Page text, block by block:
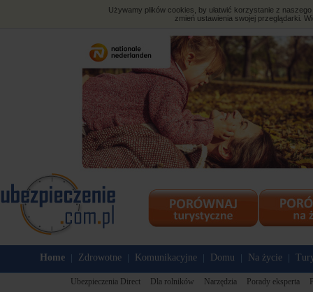
Używamy plików cookies, by ułatwić korzystanie z
zmień ustawienia swojej przeglądarki.
Home Zdrowotne Komunikacyjne Domu Na życie
Ubezpieczenia Direct Dla rolników Narzędzia Porady eksperta